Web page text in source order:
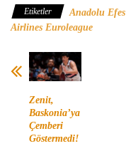
Etiketler Anadolu Efes
Airlines Euroleague
Zenit,
Baskonia’ya
Çemberi
Göstermedi!